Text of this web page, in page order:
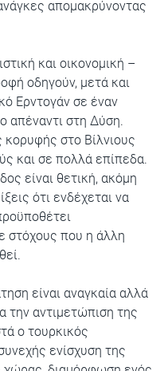
απομακρύνοντας
και οικονομική –
οδηγούν, μετά και
Ερντογάν σε έναν
απέναντι στη Δύση.
στο Βίλνιους
και σε πολλά επίπεδα.
είναι θετική, ακόμη
ότι ενδέχεται να
στόχους που η άλλη
είναι αναγκαία αλλά
την αντιμετώπιση της
ο τουρκικός
ενίσχυση της